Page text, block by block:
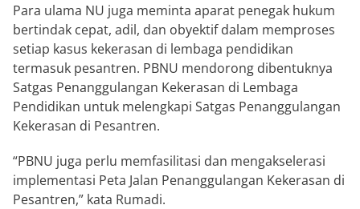
Para ulama NU juga meminta aparat penegak hukum
bertindak cepat, adil, dan obyektif dalam memproses
setiap kasus kekerasan di lembaga pendidikan
termasuk pesantren. PBNU mendorong dibentuknya
Satgas Penanggulangan Kekerasan di Lembaga
Pendidikan untuk melengkapi Satgas Penanggulangan
Kekerasan di Pesantren.
“PBNU juga perlu memfasilitasi dan mengakselerasi
implementasi Peta Jalan Penanggulangan Kekerasan di
Pesantren,” kata Rumadi.